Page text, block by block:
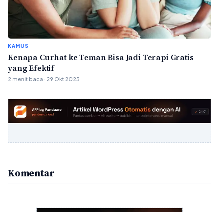
KAMUS
Kenapa Curhat ke Teman Bisa Jadi Terapi Gratis
yang Efektif
2 menit baca · 29 Okt 2025
Komentar